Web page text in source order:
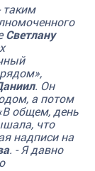
таким
Светлану
. Он
а потом
общем, день
что
надписи на
. - Я давно